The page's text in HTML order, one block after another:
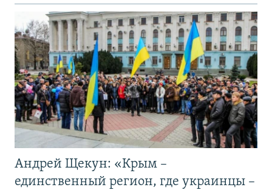
Андрей Щекун: «Крым –
единственный регион, где украинцы –